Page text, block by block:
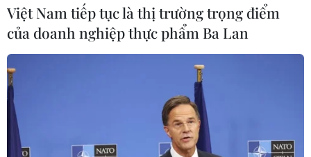
Lộ diện các NTK quốc tế tham gia
Vietnam International Fashion Week 2026
04/06/2026 02:02
Việt Nam tiếp tục là thị trường trọng điểm
của doanh nghiệp thực phẩm Ba Lan